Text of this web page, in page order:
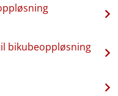
bikubeoppløsning